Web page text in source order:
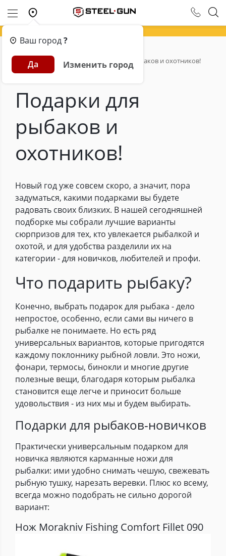
Ваш город?
Да Изменить город
Главная Обзоры Подарки для рыбаков и охотников!
Подарки для
рыбаков и
охотников!
Новый год уже совсем скоро, а значит, пора
задуматься, какими подарками вы будете
радовать своих близких. В нашей сегодняшней
подборке мы собрали лучшие варианты
сюрпризов для тех, кто увлекается рыбалкой и
охотой, и для удобства разделили их на
категории - для новичков, любителей и профи.
Что подарить рыбаку?
Конечно, выбрать подарок для рыбака - дело
непростое, особенно, если сами вы ничего в
рыбалке не понимаете. Но есть ряд
универсальных вариантов, которые пригодятся
каждому поклоннику рыбной ловли. Это ножи,
фонари, термосы, бинокли и многие другие
полезные вещи, благодаря которым рыбалка
становится еще легче и приносит больше
удовольствия - из них мы и будем выбирать.
Подарки для рыбаков-новичков
Практически универсальным подарком для
новичка являются карманные ножи для
рыбалки: ими удобно снимать чешую, свежевать
рыбную тушку, нарезать веревки. Плюс ко всему,
всегда можно подобрать не сильно дорогой
вариант:
Нож Morakniv Fishing Comfort Fillet 090